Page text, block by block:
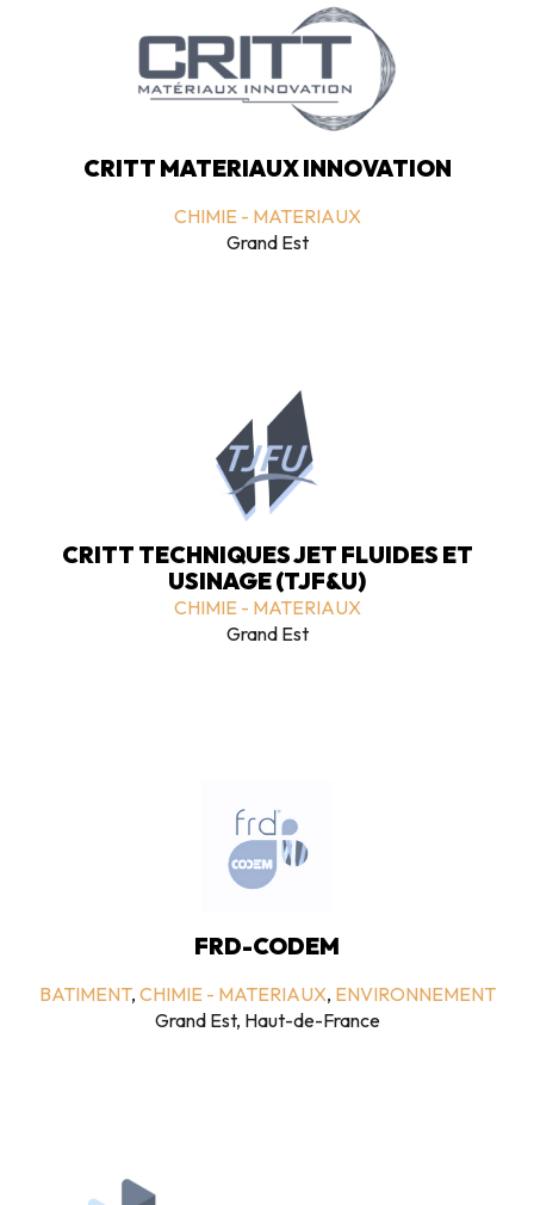
CRITT MATERIAUX INNOVATION
CHIMIE - MATERIAUX
Grand Est
CRITT TECHNIQUES JET FLUIDES ET
USINAGE (TJF&U)
CHIMIE - MATERIAUX
Grand Est
FRD-CODEM
BATIMENT, CHIMIE - MATERIAUX, ENVIRONNEMENT
Grand Est, Haut-de-France